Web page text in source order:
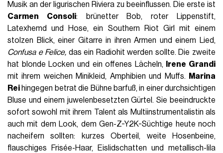
Musik an der ligurischen Riviera zu beeinflussen. Die erste ist
Carmen Consoli: brünetter Bob, roter Lippenstift,
Latexhemd und Hose, ein Southern Riot Girl mit einem
stolzen Blick, einer Gitarre in ihren Armen und einem Lied,
Confusa e Felice, das ein Radiohit werden sollte. Die zweite
hat blonde Locken und ein offenes Lächeln,
Irene Grandi
mit ihrem weichen Minikleid, Amphibien und Muffs.
Marina
Rei hingegen betrat die Bühne barfuß, in einer durchsichtigen
Bluse und einem juwelenbesetzten Gürtel. Sie beeindruckte
sofort sowohl mit ihrem Talent als Multiinstrumentalistin als
auch mit dem Look, dem Gen-Z-Y2K-Süchtige heute noch
nacheifern sollten: kurzes Oberteil, weite Hosenbeine,
flauschiges Frisée-Haar, Eislidschatten und metallisch-lila